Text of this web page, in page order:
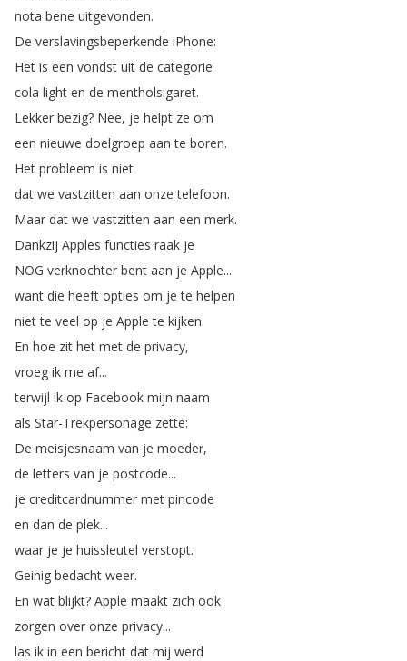
nota bene uitgevonden.
De verslavingsbeperkende iPhone:
Het is een vondst uit de categorie
cola light en de mentholsigaret.
Lekker bezig? Nee, je helpt ze om
een nieuwe doelgroep aan te boren.
Het probleem is niet
dat we vastzitten aan onze telefoon.
Maar dat we vastzitten aan een merk.
Dankzij Apples functies raak je
NOG verknochter bent aan je Apple...
want die heeft opties om je te helpen
niet te veel op je Apple te kijken.
En hoe zit het met de privacy,
vroeg ik me af...
terwijl ik op Facebook mijn naam
als Star-Trekpersonage zette:
De meisjesnaam van je moeder,
de letters van je postcode...
je creditcardnummer met pincode
en dan de plek...
waar je je huissleutel verstopt.
Geinig bedacht weer.
En wat blijkt? Apple maakt zich ook
zorgen over onze privacy...
las ik in een bericht dat mij werd